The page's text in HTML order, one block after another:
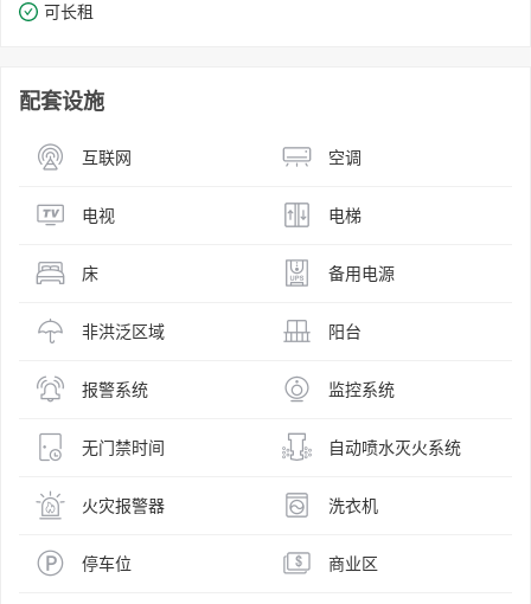
可长租
配套设施
互联网 空调
电视 电梯
床 备用电源
非洪泛区域 阳台
报警系统 监控系统
无门禁时间 自动喷水灭火系统
火灾报警器 洗衣机
停车位 商业区